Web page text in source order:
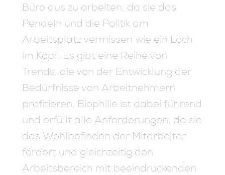
Büro aus zu arbeiten, da sie das
Pendeln und die Politik am
Arbeitsplatz vermissen wie ein Loch
im Kopf. Es gibt eine Reihe von
Trends, die von der Entwicklung der
Bedürfnisse von Arbeitnehmern
profitieren. Biophilie ist dabei führend
und erfüllt alle Anforderungen, da sie
das Wohlbefinden der Mitarbeiter
fördert und gleichzeitig den
Arbeitsbereich mit beeindruckenden